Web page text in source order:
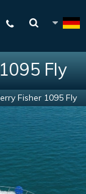
Fly
Fisher 1095 Fly